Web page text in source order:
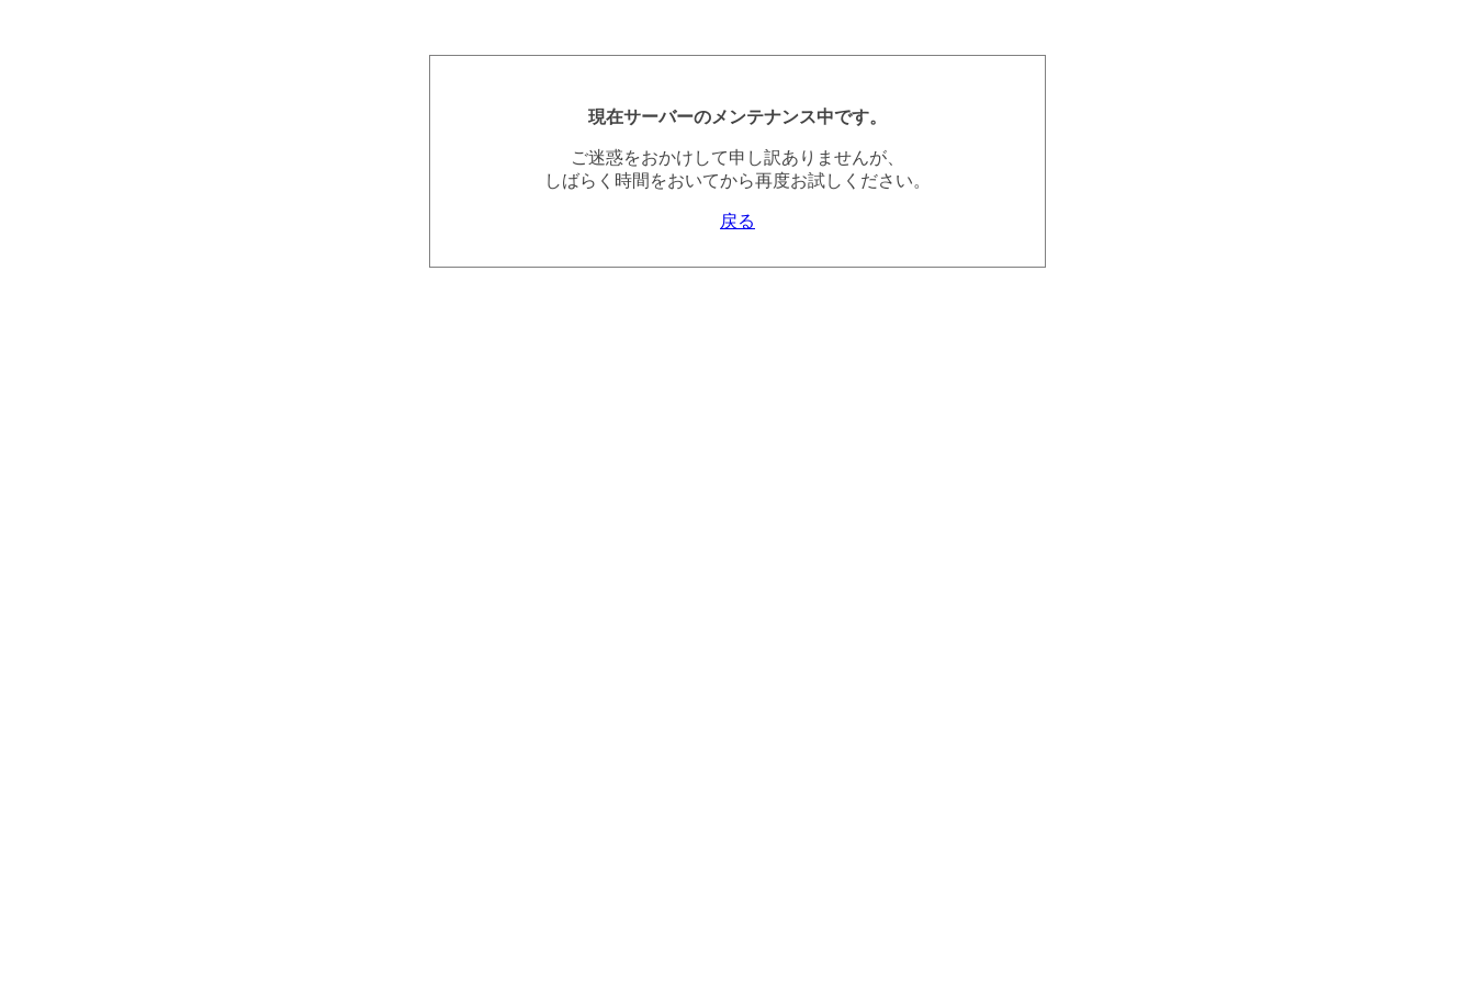
現在サーバーのメンテナンス中です。
ご迷惑をおかけして申し訳ありませんが、
しばらく時間をおいてから再度お試しください。
戻る